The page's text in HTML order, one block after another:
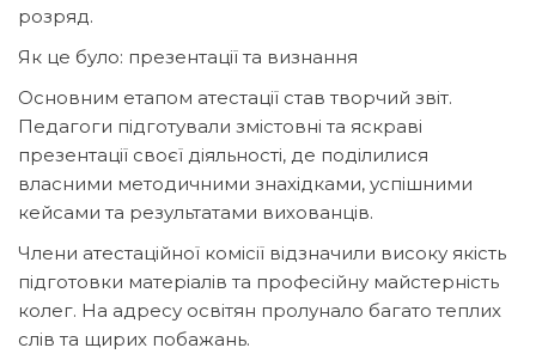
розряд.
​Як це було: презентації та визнання
​Основним етапом атестації став творчий звіт.
Педагоги підготували змістовні та яскраві
презентації своєї діяльності, де поділилися
власними методичними знахідками, успішними
кейсами та результатами вихованців.
​Члени атестаційної комісії відзначили високу якість
підготовки матеріалів та професійну майстерність
колег. На адресу освітян пролунало багато теплих
слів та щирих побажань.